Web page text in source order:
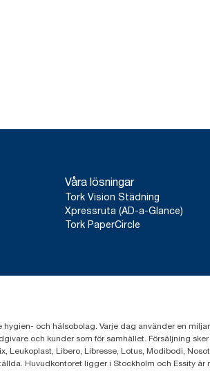
Våra lösningar
Tork Vision Städning
Xpressruta (AD-a-Glance)
Tork PaperCircle
och hälsobolag. Varje dag använder en
och kunder som för samhället. Försäljning
Leukoplast, Libero, Libresse, Lotus, Modibodi,
Huvudkontoret ligger i Stockholm och Essity